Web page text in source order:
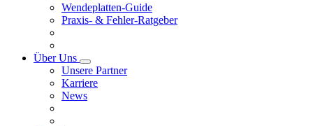
Wendeplatten-Guide
Praxis- & Fehler-Ratgeber
Über Uns
Unsere Partner
Karriere
News